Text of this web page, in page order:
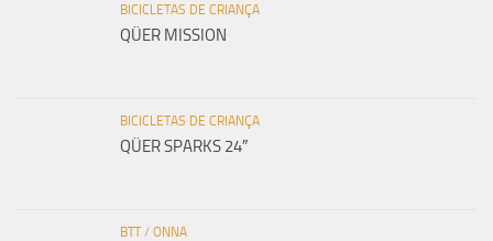
BICICLETAS DE CRIANÇA
QÜER MISSION
BICICLETAS DE CRIANÇA
QÜER SPARKS 24″
BTT/ ONNA